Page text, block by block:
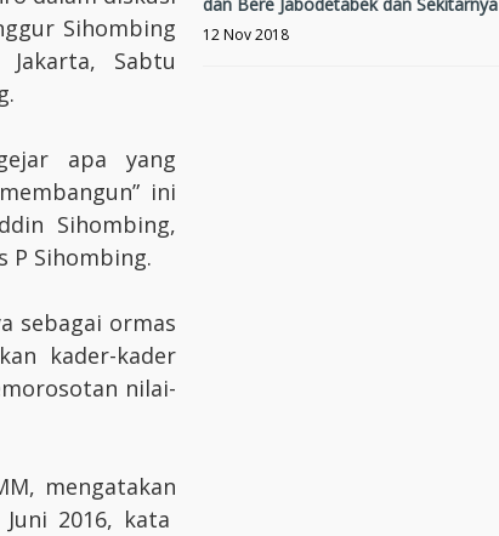
Sihombing
Sabtu
apa yang
ini
Sihombing,
P Sihombing.
sebagai ormas
kader-kader
nilai-
mengatakan
2016, kata
12 Nov 2018